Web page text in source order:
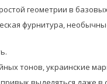
геометрии в
фурнитура,
тонов, украинские